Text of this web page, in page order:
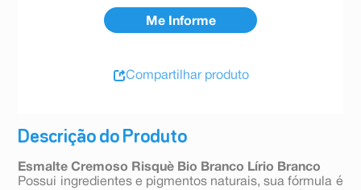
Descrição do Produto
Esmalte Cremoso Risquè Bio Branco Lírio Branco
Possui ingredientes e pigmentos naturais, sua fórmula é
Compartilhar produto